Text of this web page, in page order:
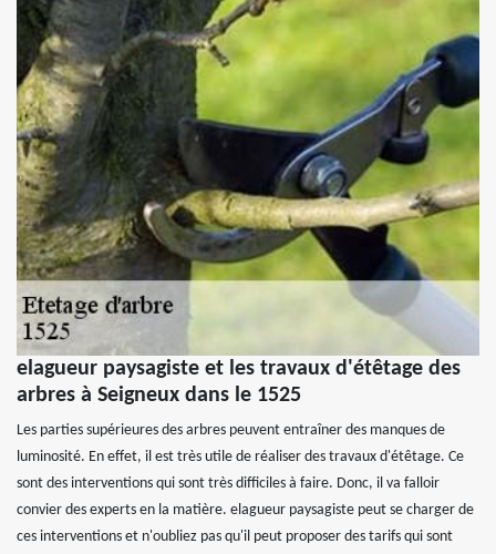
elagueur paysagiste et les travaux d'étêtage des
arbres à Seigneux dans le 1525
Les parties supérieures des arbres peuvent entraîner des manques de
luminosité. En effet, il est très utile de réaliser des travaux d'étêtage. Ce
sont des interventions qui sont très difficiles à faire. Donc, il va falloir
convier des experts en la matière. elagueur paysagiste peut se charger de
ces interventions et n'oubliez pas qu'il peut proposer des tarifs qui sont